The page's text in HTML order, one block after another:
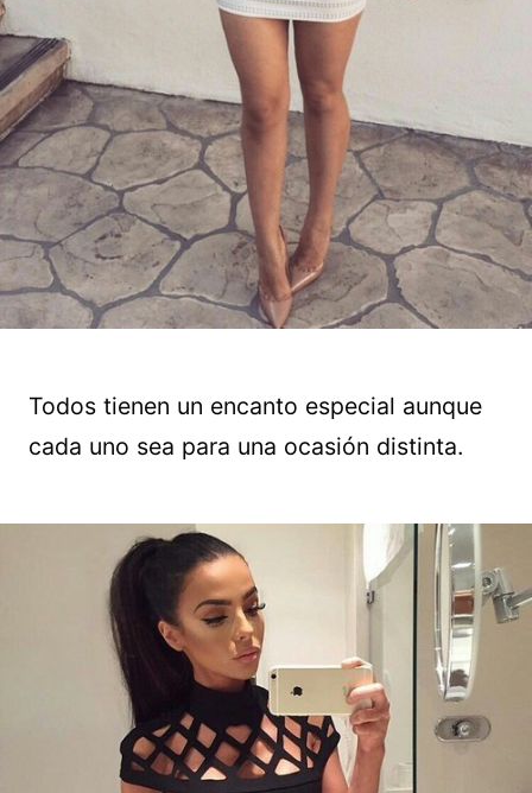
Todos tienen un encanto especial aunque
cada uno sea para una ocasión distinta.